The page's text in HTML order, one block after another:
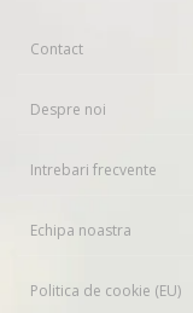
Contact
Despre noi
Intrebari frecvente
Echipa noastra
Politica de cookie (EU)